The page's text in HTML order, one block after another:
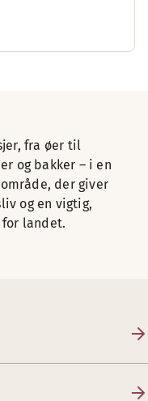
fra øer til
og bakker – i en
der giver
og en vigtig,
landet.